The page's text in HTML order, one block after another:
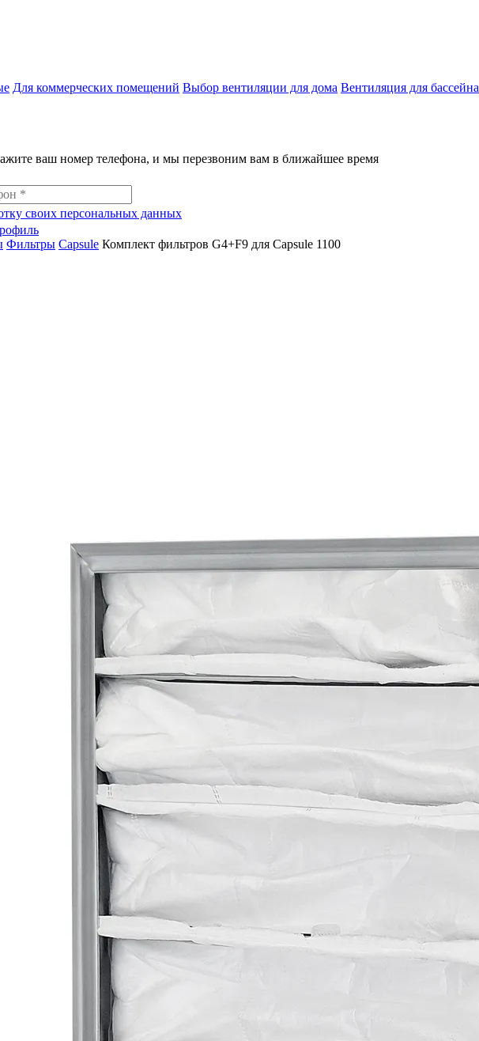
Для коммерческих помещений Выбор вентиляции для дома Вентиляция для бассейна
ваш номер телефона, и мы перезвоним вам в ближайшее время
своих персональных данных
Фильтры Capsule Комплект фильтров G4+F9 для Capsule 1100